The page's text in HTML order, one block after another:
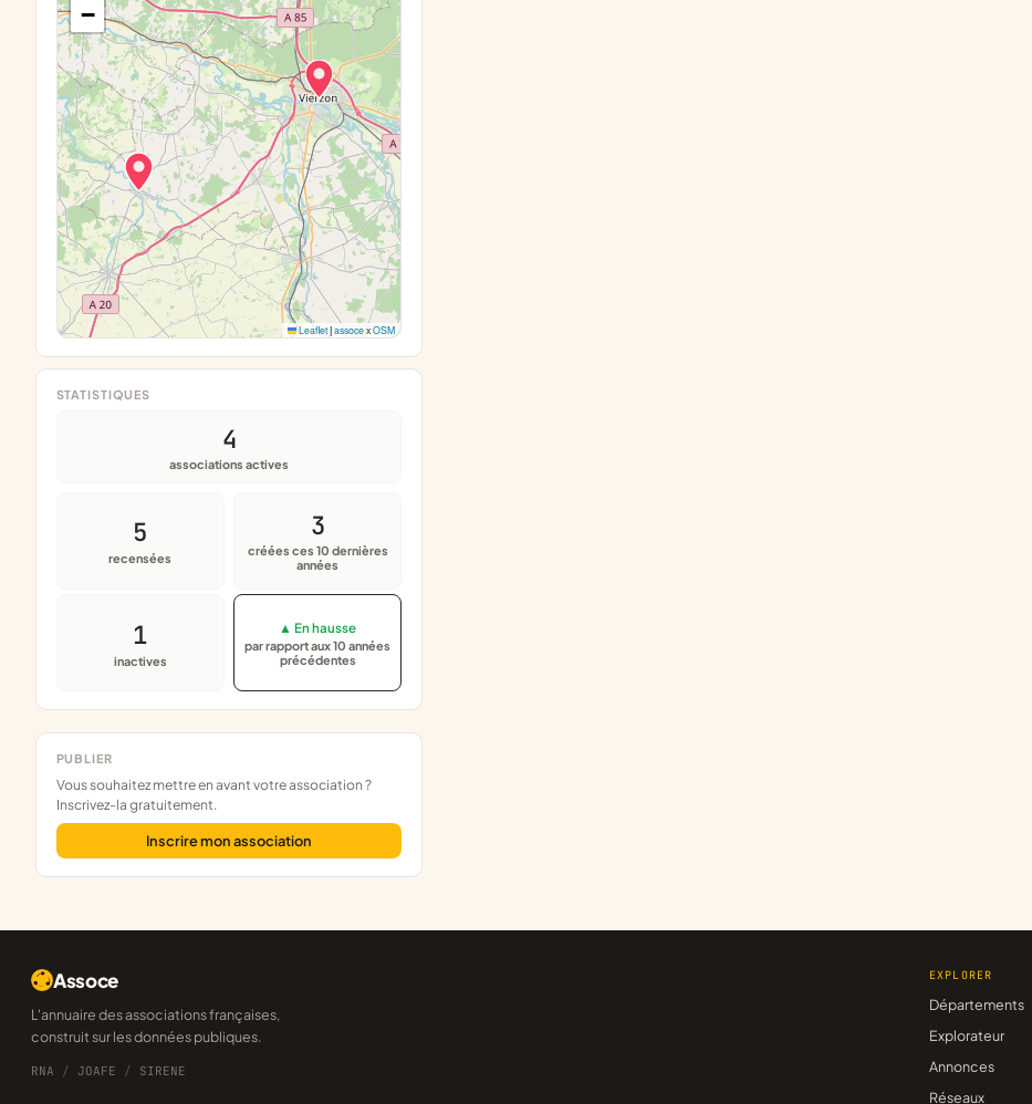
STATISTIQUES
4
associations actives
5
recensées
3
créées ces 10 dernières
années
1
inactives
▲ En hausse
par rapport aux 10 années
précédentes
PUBLIER
Vous souhaitez mettre en avant votre association ?
Inscrivez-la gratuitement.
Inscrire mon association
−
Leaflet| assocexOSM
Assoce
L'annuaire des associations françaises,
construit sur les données publiques.
RNA / JOAFE / SIRENE
EXPLORER
Départements
Explorateur
Annonces
Réseaux